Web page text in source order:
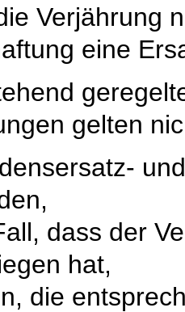
Verjährung
eine
gelten
dass der
hat,
die